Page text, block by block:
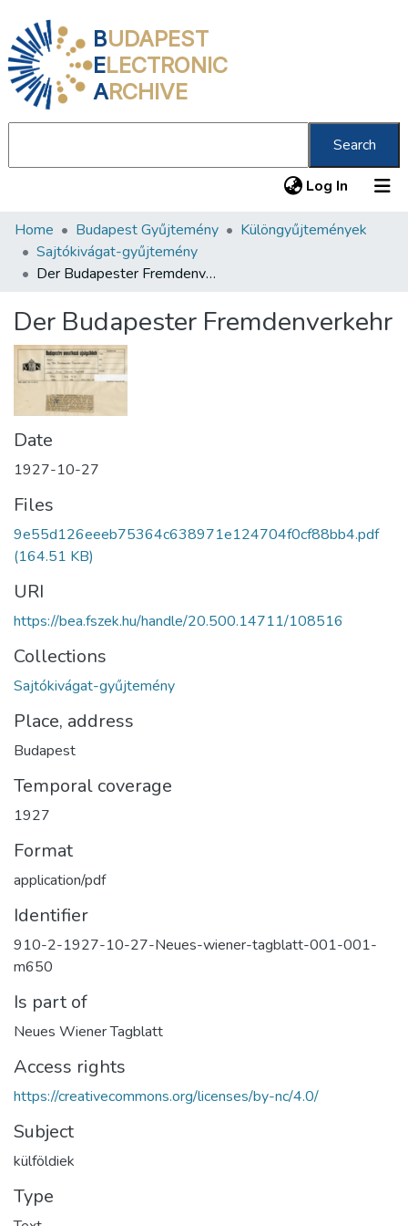
BUDAPEST
ELECTRONIC
ARCHIVE
Search
Log In (current)
Communities & Collections
All of DSpace
About us
Home Budapest Gyűjtemény
Különgyűjtemények
Sajtókivágat-gyűjtemény
Der Budapester Fremdenverkehr
Der Budapester Fremdenverkehr
Date
1927-10-27
Files
9e55d126eeeb75364c638971e124704f0cf88bb4.pdf
(164.51 KB)
URI
https://bea.fszek.hu/handle/20.500.14711/108516
Collections
Sajtókivágat-gyűjtemény
Place, address
Budapest
Temporal coverage
1927
Format
application/pdf
Identifier
910-2-1927-10-27-Neues-wiener-tagblatt-001-001-
m650
Is part of
Neues Wiener Tagblatt
Access rights
https://creativecommons.org/licenses/by-nc/4.0/
Subject
külföldiek
Type